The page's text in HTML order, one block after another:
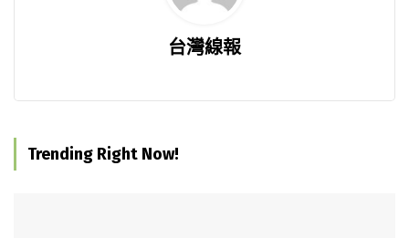
台灣線報
Trending Right Now!